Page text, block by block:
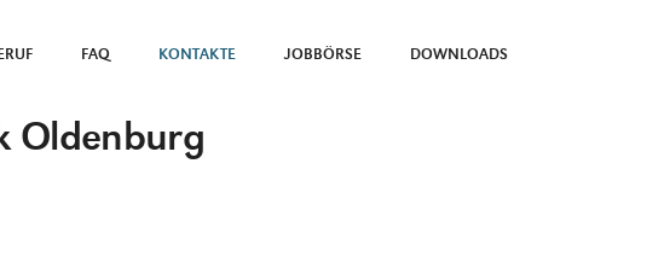
FAQ KONTAKTE JOBBÖRSE DOWNLOADS
Oldenburg